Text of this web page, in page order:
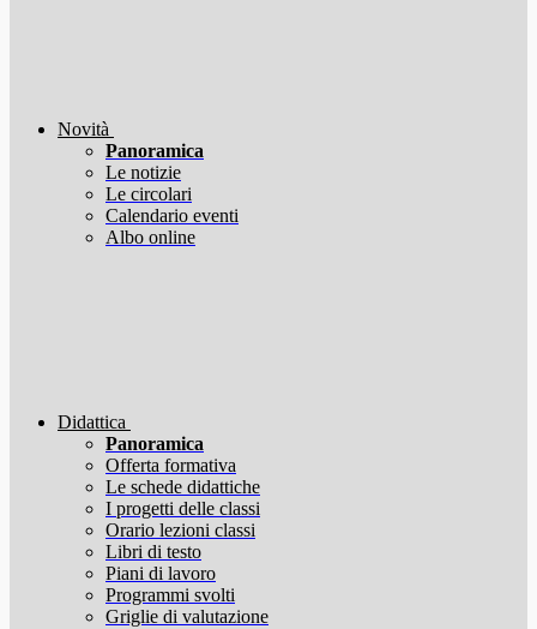
Novità
Panoramica
Le notizie
Le circolari
Calendario eventi
Albo online
Didattica
Panoramica
Offerta formativa
Le schede didattiche
I progetti delle classi
Orario lezioni classi
Libri di testo
Piani di lavoro
Programmi svolti
Griglie di valutazione